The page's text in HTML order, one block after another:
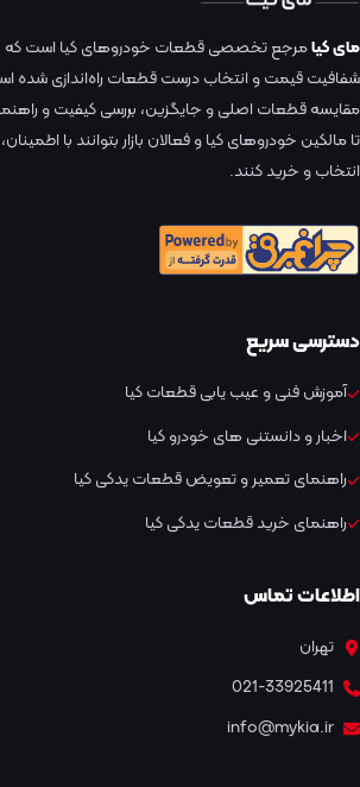
مای کیامرجع تخصصی قطعات خودروهای کیا است که
شفافیت قیمت و انتخاب درست قطعات راه‌اندازی شده
مقایسه قطعات اصلی و جایگزین، بررسی کیفیت و
تا مالکین خودروهای کیا و فعالان بازار بتوانند با
انتخاب و خرید کنند.
دسترسی سریع
آموزش فنی و عیب یابی قطعات کیا
اخبار و دانستنی های خودرو کیا
راهنمای تعمیر و تعویض قطعات یدکی کیا
راهنمای خرید قطعات یدکی کیا
اطلاعات تماس
تهران
021-33925411
info@mykia.ir